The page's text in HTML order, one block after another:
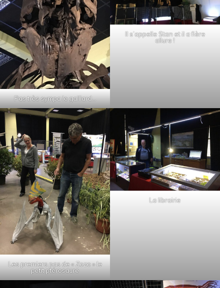
Pas très sympa le gaillard…
Il s’appelle Stan et il a fière
allure !
Les premiers pas de « Zozo » le
petit ptérosaure
La librairie